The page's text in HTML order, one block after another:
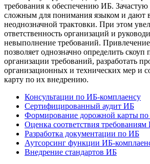
требования к обеспечению ИБ.
сложным для понимания языком и дают
неоднозначной трактовки. При этом
ответственность организаций и
невыполнение требований. Привлечение
позволяет однозначно определить скоуп
организации требований, разработать
организационных и технических мер и
карту по их внедрению.
Консультации по ИБ-комплаенсу
Сертифицированный аудит ИБ
Формирование дорожной карты
Оценка соответствия
Разработка документации по ИБ
Аутсорсинг функции ИБ-
Внедрение стандартов ИБ